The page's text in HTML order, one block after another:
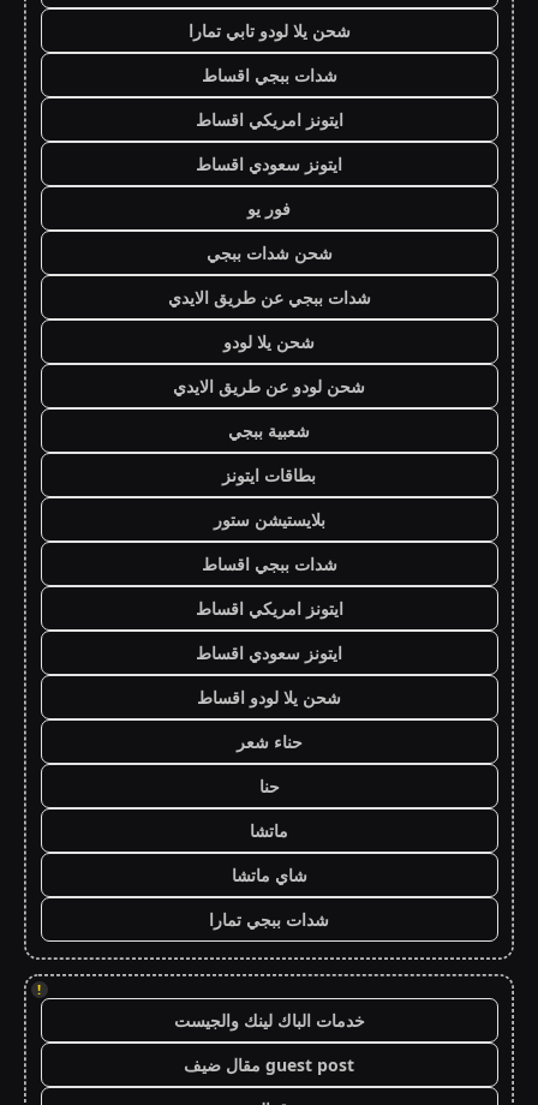
شحن يلا لودو تابي تمارا
شدات ببجي اقساط
ايتونز امريكي اقساط
ايتونز سعودي اقساط
فور يو
شحن شدات ببجي
شدات ببجي عن طريق الايدي
شحن يلا لودو
شحن لودو عن طريق الايدي
شعبية ببجي
بطاقات ايتونز
بلايستيشن ستور
شدات ببجي اقساط
ايتونز امريكي اقساط
ايتونز سعودي اقساط
شحن يلا لودو اقساط
حناء شعر
حنا
ماتشا
شاي ماتشا
شدات ببجي تمارا
!
خدمات الباك لينك والجيست
guest post مقال ضيف